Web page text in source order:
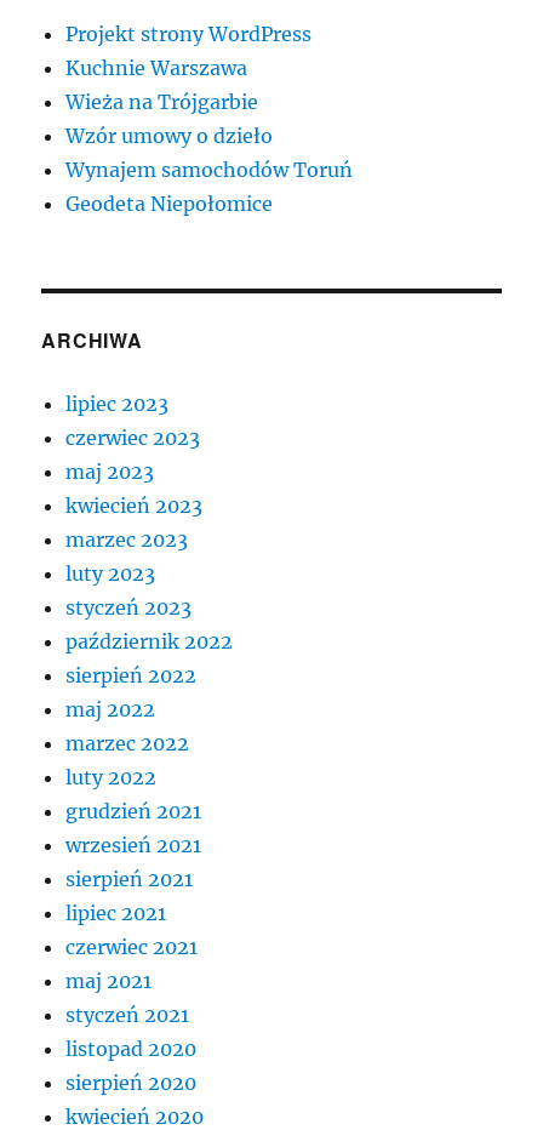
Projekt strony WordPress
Kuchnie Warszawa
Wieża na Trójgarbie
Wzór umowy o dzieło
Wynajem samochodów Toruń
Geodeta Niepołomice
ARCHIWA
lipiec 2023
czerwiec 2023
maj 2023
kwiecień 2023
marzec 2023
luty 2023
styczeń 2023
październik 2022
sierpień 2022
maj 2022
marzec 2022
luty 2022
grudzień 2021
wrzesień 2021
sierpień 2021
lipiec 2021
czerwiec 2021
maj 2021
styczeń 2021
listopad 2020
sierpień 2020
kwiecień 2020